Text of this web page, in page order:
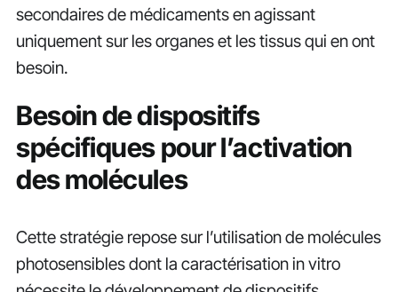
secondaires de médicaments en agissant
uniquement sur les organes et les tissus qui en ont
besoin.
Besoin de dispositifs
spécifiques pour l’activation
des molécules
Cette stratégie repose sur l’utilisation de molécules
photosensibles dont la caractérisation in vitro